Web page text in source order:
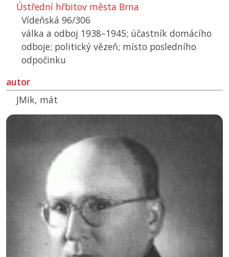
Ústřední hřbitov města Brna
Vídeňská 96/306
válka a odboj 1938–1945; účastník domácího
odboje; politický vězeň; místo posledního
odpočinku
autor
JMik, mát